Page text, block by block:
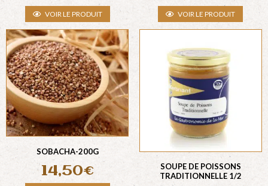
VOIR LE PRODUIT VOIR LE PRODUIT
SOBACHA-200G
14,50€
SOUPE DE POISSONS
TRADITIONNELLE 1/2